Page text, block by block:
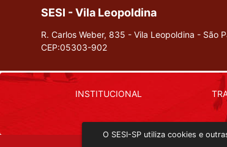
SESI - Vila Leopoldina
R. Carlos Weber, 835 - Vila Leopoldina - São
CEP:05303-902
INSTITUCIONAL
O SESI-SP utiliza cookies e